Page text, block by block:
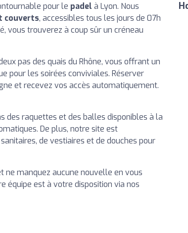
pour le padel à Lyon. Nous
couverts, accessibles tous les jours de 07h
vous trouverez à coup sûr un créneau
pas des quais du Rhône, vous offrant un
pour les soirées conviviales. Réserver
et recevez vos accès automatiquement.
des raquettes et des balles disponibles à la
De plus, notre site est
de vestiaires et de douches pour
ne manquez aucune nouvelle en vous
équipe est à votre disposition via nos